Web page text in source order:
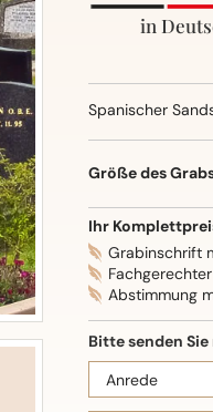
in
Spanischer
Größe des
Ihr
Grabinschrift
Abstimmung